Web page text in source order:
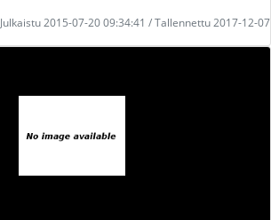
Julkaistu 2015-07-20 09:34:41 / Tallennettu 2017-12-07